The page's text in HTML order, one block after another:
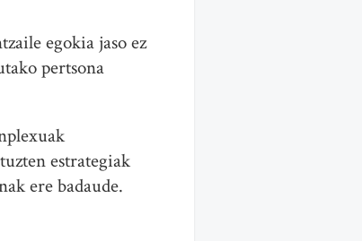
egokia jaso ez
pertsona
estrategiak
ere badaude.